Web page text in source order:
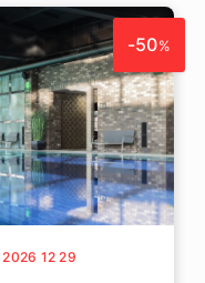
-50%
2026 12 29